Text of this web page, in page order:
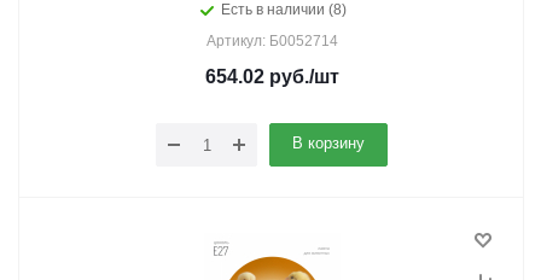
Есть в наличии (8)
Артикул: Б0052714
654.02руб./шт
В корзину